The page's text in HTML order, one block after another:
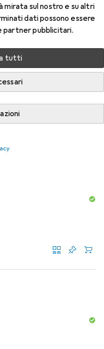
mirata sul nostro e su altri
dati possono essere
partner pubblicitari.
tutti
Carrello
Epson Carrello
della categoria Carta.